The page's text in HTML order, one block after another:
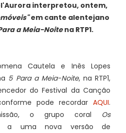
interpretou, ontem,
em cante alentejano
a Meia-Noitena RTP1.
Cautela e Inês Lopes
5 Para a Meia-Noite, na RTP1,
do Festival da Canção
pode recordar AQUI.
o grupo coral Os
uma nova versão de